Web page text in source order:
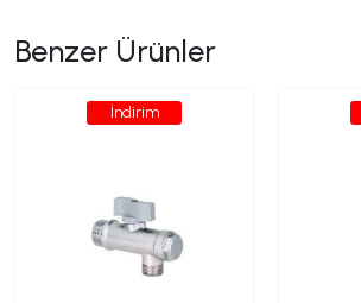
Benzer Ürünler
İndirim